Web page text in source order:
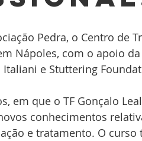
Pedra, o Centro de
Nápoles, com o apoio
e Stuttering
em que o TF Gonçalo
conhecimentos
e tratamento. O